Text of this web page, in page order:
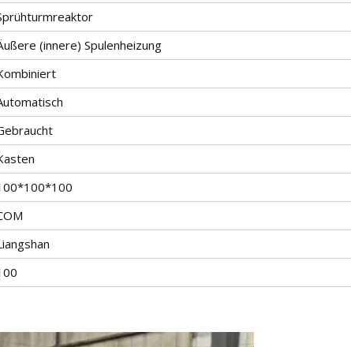
(innere) Spulenheizung